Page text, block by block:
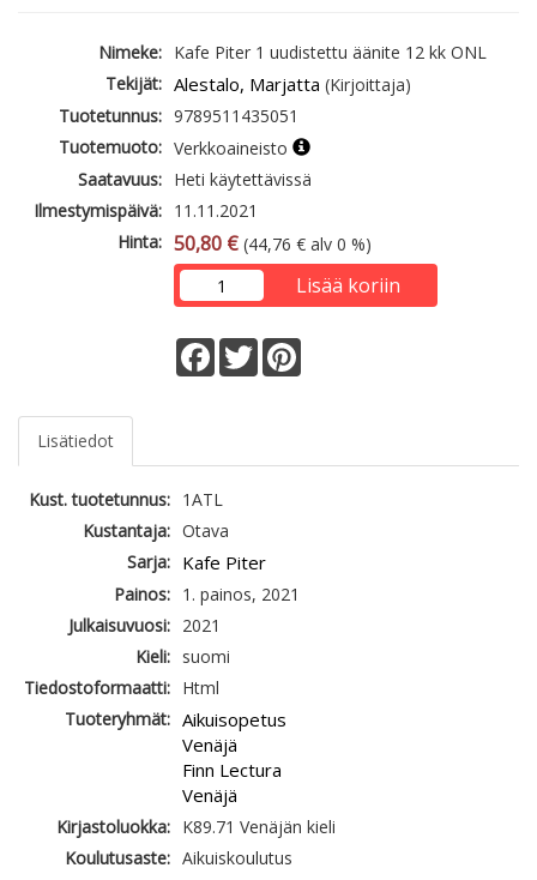
Nimeke: Kafe Piter 1 uudistettu äänite 12 kk ONL
Tekijät: Alestalo, Marjatta (Kirjoittaja)
Tuotetunnus: 9789511435051
Tuotemuoto: Verkkoaineisto
Saatavuus: Heti käytettävissä
Ilmestymispäivä: 11.11.2021
Hinta: 50,80 € (44,76 € alv 0 %)
Lisää koriin
Facebook
Twitter
Lisätiedot
Kust. tuotetunnus: 1ATL
Kustantaja: Otava
Sarja: Kafe Piter
Painos: 1. painos, 2021
Julkaisuvuosi: 2021
Kieli: suomi
Tiedostoformaatti: Html
Tuoteryhmät: Aikuisopetus
Venäjä
Finn Lectura
Venäjä
Kirjastoluokka: K89.71 Venäjän kieli
Koulutusaste: Aikuiskoulutus